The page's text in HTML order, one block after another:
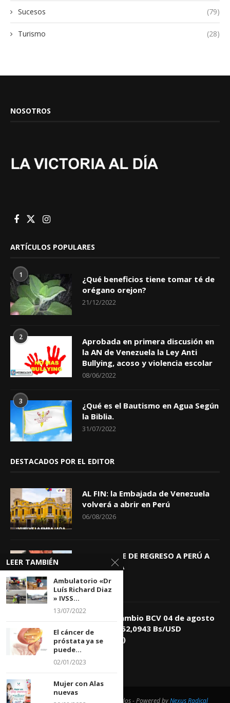
Sucesos (79)
Turismo (28)
NOSOTROS
ARTÍCULOS POPULARES
1
¿Qué beneficios tiene tomar té de
orégano orejon?
21/12/2022
2
Aprobada en primera discusión en
la AN de Venezuela la Ley Anti
Bullying, acoso y violencia escolar
08/06/2022
3
¿Qué es el Bautismo en Agua Según
la Biblia.
31/07/2022
DESTACADOS POR EL EDITOR
AL FIN: la Embajada de Venezuela
volverá a abrir en Perú
06/08/2026
KEIKO TRAE DE REGRESO A PERÚ A
GIOVANNA
04/08/2026
Tasa de Cambio BCV 04 de agosto
de 2026: 752,0943 Bs/USD
(+0,4418%)
@2021 - Todos los derechos reservados - Powered byNexus Radical
LEER TAMBIÉN
Ambulatorio «Dr
Luís Richard Diaz
» IVSS...
13/07/2022
El cáncer de
próstata ya se
puede...
02/01/2023
Mujer con Alas
nuevas